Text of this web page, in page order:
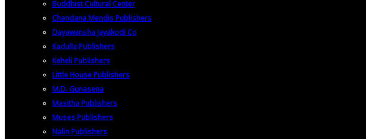
Buddhist Cultural Center
Chandana Mendis Publishers
Dayawansha Jayakodi Co
Kadulla Publishers
Keheli Publishers
Little House Publishers
M.D. Gunasena
Masitha Publishers
Muses Publishers
Nalin Publishers